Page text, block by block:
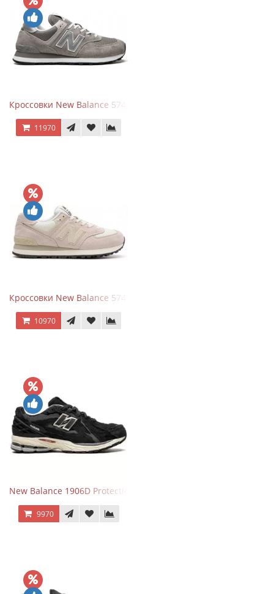
Кроссовки New Balance 574 Grey White Silver
11970
Кроссовки New Balance 574 Light Grey Pink
10970
New Balance 1906D Protection Pack Black черные
9970